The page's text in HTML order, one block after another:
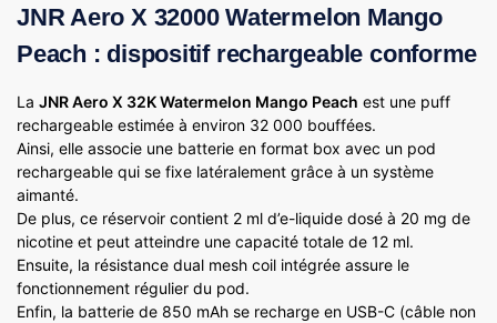
JNR Aero X 32000 Watermelon Mango
Peach : dispositif rechargeable conforme
La JNR Aero X 32K Watermelon Mango Peach est une puff
rechargeable estimée à environ 32 000 bouffées.
Ainsi, elle associe une batterie en format box avec un pod
rechargeable qui se fixe latéralement grâce à un système
aimanté.
De plus, ce réservoir contient 2 ml d’e-liquide dosé à 20 mg de
nicotine et peut atteindre une capacité totale de 12 ml.
Ensuite, la résistance dual mesh coil intégrée assure le
fonctionnement régulier du pod.
Enfin, la batterie de 850 mAh se recharge en USB-C (câble non